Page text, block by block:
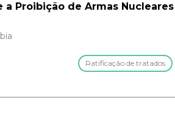
a Proibição de Armas Nucleares
Ratificação de tratados